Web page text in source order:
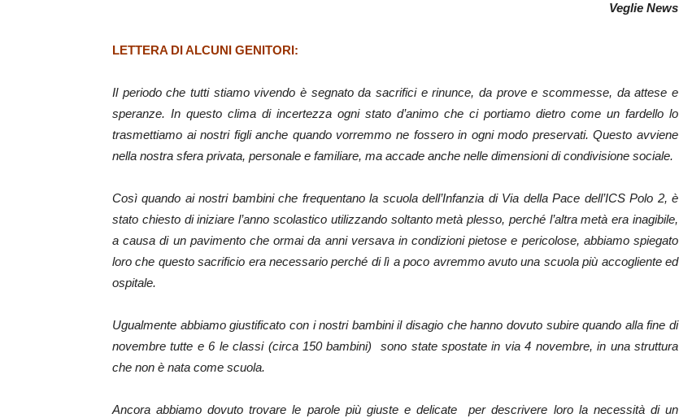
Veglie News
LETTERA DI ALCUNI GENITORI:
Il periodo che tutti stiamo vivendo è segnato da sacrifici e rinunce, da prove e scommesse, da attese e
speranze. In questo clima di incertezza ogni stato d’animo che ci portiamo dietro come un fardello lo
trasmettiamo ai nostri figli anche quando vorremmo ne fossero in ogni modo preservati. Questo avviene
nella nostra sfera privata, personale e familiare, ma accade anche nelle dimensioni di condivisione sociale.
Così quando ai nostri bambini che frequentano la scuola dell’Infanzia di Via della Pace dell’ICS Polo 2, è
stato chiesto di iniziare l’anno scolastico utilizzando soltanto metà plesso, perché l’altra metà era inagibile,
a causa di un pavimento che ormai da anni versava in condizioni pietose e pericolose, abbiamo spiegato
loro che questo sacrificio era necessario perché di lì a poco avremmo avuto una scuola più accogliente ed
ospitale.
Ugualmente abbiamo giustificato con i nostri bambini il disagio che hanno dovuto subire quando alla fine di
novembre tutte e 6 le classi (circa 150 bambini) sono state spostate in via 4 novembre, in una struttura
che non è nata come scuola.
Ancora abbiamo dovuto trovare le parole più giuste e delicate per descrivere loro la necessità di un